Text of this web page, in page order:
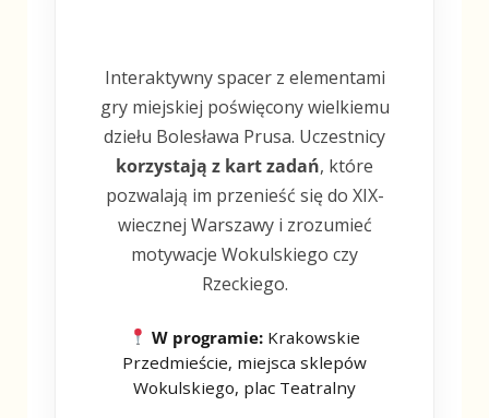
Interaktywny spacer z elementami
gry miejskiej poświęcony wielkiemu
dziełu Bolesława Prusa. Uczestnicy
korzystają z kart zadań, które
pozwalają im przenieść się do XIX-
wiecznej Warszawy i zrozumieć
motywacje Wokulskiego czy
Rzeckiego.
W programie: Krakowskie
Przedmieście, miejsca sklepów
Wokulskiego, plac Teatralny